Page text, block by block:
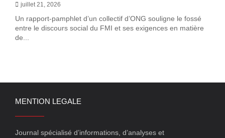
juillet 21, 2026
Un rapport-pamphlet d’un collectif d’ONG souligne le fossé
entre le discours social du FMI et ses exigences en matière
de...
MENTION LEGALE
Journal spécialisé d’informations, d’analyses et